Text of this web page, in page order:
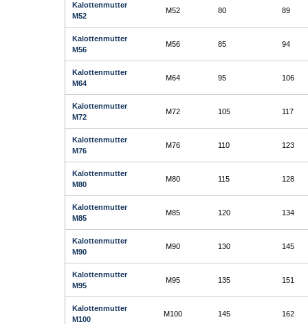
Kalottenmutter
M52
M52 80 89
Kalottenmutter
M56
M56 85 94
Kalottenmutter
M64
M64 95 106
Kalottenmutter
M72
M72 105 117
Kalottenmutter
M76
M76 110 123
Kalottenmutter
M80
M80 115 128
Kalottenmutter
M85
M85 120 134
Kalottenmutter
M90
M90 130 145
Kalottenmutter
M95
M95 135 151
Kalottenmutter
M100
M100 145 162